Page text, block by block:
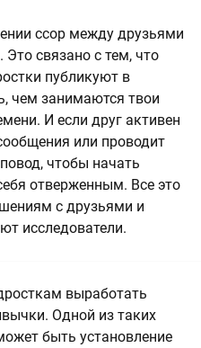
ссор между друзьями
Это связано с тем, что
публикуют в
чем занимаются твои
И если друг активен
или проводит
чтобы начать
отверженным. Все это
с друзьями и
исследователи.
выработать
Одной из таких
быть установление